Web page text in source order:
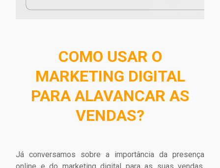
COMO USAR O
MARKETING DIGITAL
PARA ALAVANCAR AS
VENDAS?
Já conversamos sobre a importância da presença